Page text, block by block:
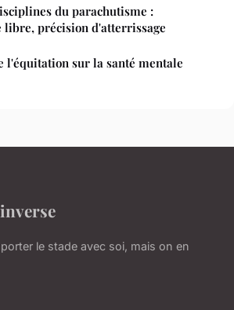
du parachutisme :
libre, précision d'atterrissage
l'équitation sur la santé mentale
le stade avec soi, mais on en